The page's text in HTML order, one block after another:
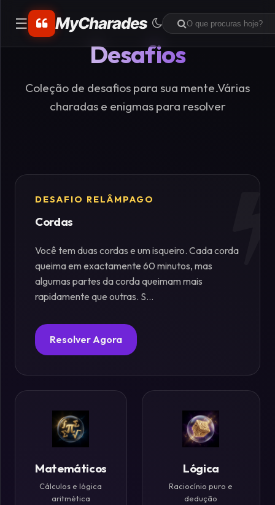
☰ MyCharades
Matemáticos
Charadas
Lógica
Fósforos
Enigmas
Estelares
Criptografia
Códigos
Paradoxos
Desafios
Coleção de desafios para sua mente.Várias
charadas e enigmas para resolver
DESAFIO RELÂMPAGO
Cordas
Você tem duas cordas e um isqueiro. Cada corda
queima em exactamente 60 minutos, mas
algumas partes da corda queimam mais
rapidamente que outras. S...
Resolver Agora
Matemáticos
Cálculos e lógica
aritmética
Lógica
Raciocínio puro e
dedução